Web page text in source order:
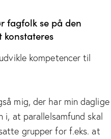
fagfolk se på den
kompetencer til
mig, der har min daglige
at parallelsamfund skal
grupper for f.eks. at